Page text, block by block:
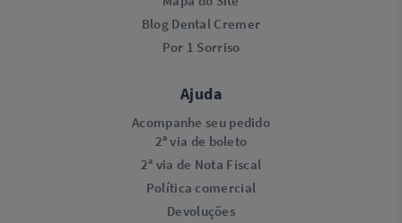
Blog Dental Cremer
Por 1 Sorriso
Ajuda
Acompanhe seu pedido
2ª via de boleto
2ª via de Nota Fiscal
Política comercial
Devoluções